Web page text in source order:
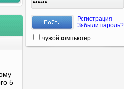
5
Регистрация
Забыли пароль?
чужой компьютер